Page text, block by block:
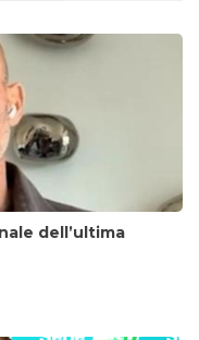
dell’ultima